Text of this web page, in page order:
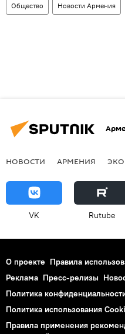
Общество Новости Армения
НОВОСТИ АРМЕНИЯ
VK Rutube
О проекте Правила
Реклама Пресс-релизы
Политика
Политика использования
Правила применения